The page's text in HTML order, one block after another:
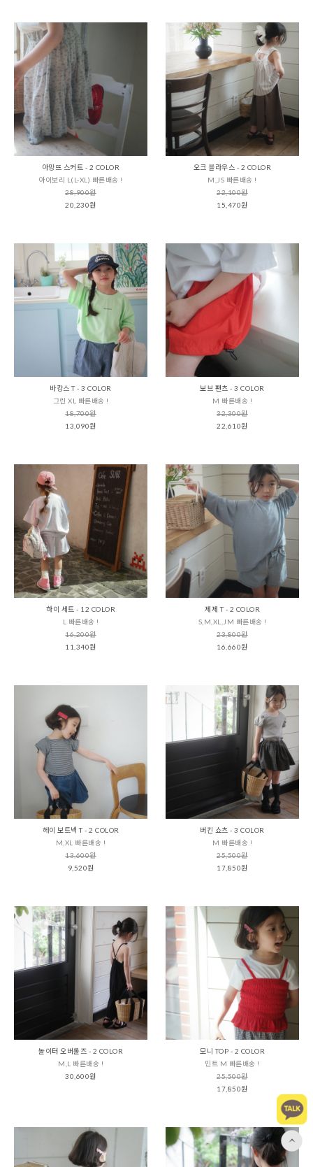
아망뜨 스커트 - 2 COLOR
아이보리 L(L-XL) 빠른배송 !
28,900원
20,230원
오크 블라우스 - 2 COLOR
M,JS 빠른배송 !
22,100원
15,470원
바캉스 T - 3 COLOR
그린 XL 빠른배송 !
18,700원
13,090원
보브 팬츠 - 3 COLOR
M 빠른배송 !
32,300원
22,610원
하이 세트 - 12 COLOR
L 빠른배송 !
16,200원
11,340원
제제 T - 2 COLOR
S,M,XL,JM 빠른배송 !
23,800원
16,660원
헤이 보트넥 T - 2 COLOR
M,XL 빠른배송 !
13,600원
9,520원
버킨 쇼츠 - 3 COLOR
M 빠른배송 !
25,500원
17,850원
놀이터 오버롤즈 - 2 COLOR
M,L 빠른배송 !
30,600원
모니 TOP - 2 COLOR
민트 M 빠른배송 !
25,500원
17,850원